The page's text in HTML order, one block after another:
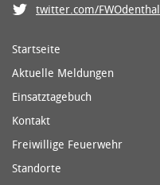
twitter.com/FWOdenthal
Startseite
Aktuelle Meldungen
Einsatztagebuch
Kontakt
Freiwillige Feuerwehr
Standorte